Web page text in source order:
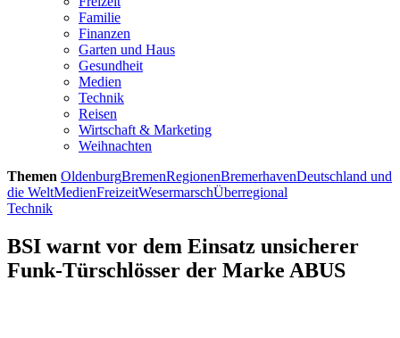
Familie
Finanzen
Garten und Haus
Gesundheit
Medien
Technik
Reisen
Wirtschaft & Marketing
Weihnachten
Themen OldenburgBremenRegionenBremerhavenDeutschland und
die WeltMedienFreizeitWesermarschÜberregional
Technik
BSI warnt vor dem Einsatz unsicherer
Funk-Türschlösser der Marke ABUS